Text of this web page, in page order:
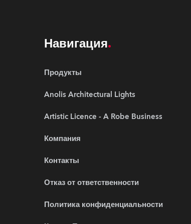
Навигация
Продукты
Anolis Architectural Lights
Artistic Licence - A Robe Business
Компания
Контакты
Отказ от ответственности
Политика конфиденциальности